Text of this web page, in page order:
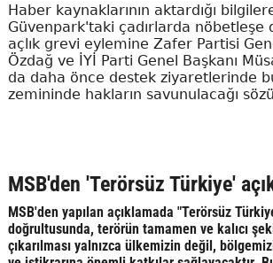
Haber kaynaklarının aktardığı
Güvenpark'taki çadırlarda nöbetleşe
açlık grevi eylemine Zafer Partisi
Özdağ ve İYİ Parti Genel Başkanı
da daha önce destek ziyaretlerinde
zemininde hakların savunulacağı
MSB'den 'Terörsüz Türkiye'
MSB'den yapılan açıklamada "Terörsüz
doğrultusunda, terörün tamamen ve kalıcı
çıkarılması yalnızca ülkemizin değil,